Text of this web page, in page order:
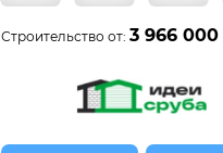
Строительство от: 3 966